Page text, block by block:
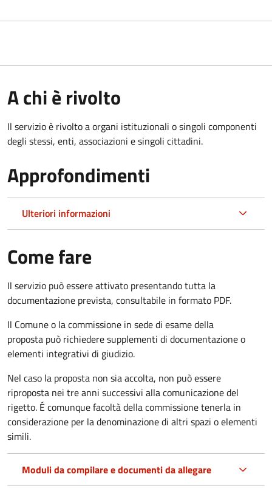
A chi è rivolto
Il servizio è rivolto a organi istituzionali o singoli componenti
degli stessi, enti, associazioni e singoli cittadini.
Approfondimenti
Ulteriori informazioni
Come fare
Il servizio può essere attivato presentando tutta la
documentazione prevista, consultabile in formato PDF.
ll Comune o la commissione in sede di esame della
proposta può richiedere supplementi di documentazione o
elementi integrativi di giudizio.
Nel caso la proposta non sia accolta, non può essere
riproposta nei tre anni successivi alla comunicazione del
rigetto. É comunque facoltà della commissione tenerla in
considerazione per la denominazione di altri spazi o elementi
simili.
Moduli da compilare e documenti da allegare